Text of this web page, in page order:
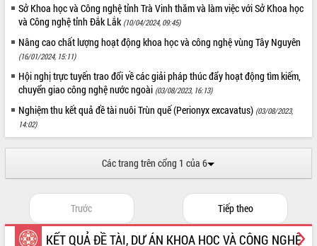
sầu riêng tại Đắk Lắk
Trình diễn nghệ thuật chế biến các
món ăn từ sầu riêng
Đắk Lắk công bố Quy hoạch và xúc
tiến đầu tư tỉnh
Ngành cá ngừ Đắk Lắk chủ động thích
ứng để giữ vững thị trường xuất khẩu
Diễn đàn Kinh tế tư nhân Việt Nam đột
phá cơ chế - Hợp tác công tư
Đề án 06 tạo bước ngoặt đột phá trong
cải cách hành chính tỉnh Đắk Lắk
để phát triển du lịch Đắk Lắk
Khởi động Dự án Đầu tư xây dựng hạ
tầng kỹ thuật Cụm công nghiệp Tân
Sở Khoa học và Công nghệ tỉnh Trà Vinh thăm và làm việc với Sở Khoa học
và Công nghệ tỉnh Đắk Lắk (10/04/2024, 09:45)
Nâng cao chất lượng hoạt động khoa học và công nghệ vùng Tây Nguyên
(16/01/2024, 15:11)
Hội nghị trực tuyến trao đổi về các giải pháp thúc đẩy hoạt động tìm kiếm,
chuyển giao công nghệ nước ngoài (03/08/2023, 16:13)
Nghiệm thu kết quả đề tài nuôi Trùn quế (Perionyx excavatus) (03/08/2023,
14:02)
Các trang trên cổng 1 của 6
Trước Tiếp theo
KẾT QUẢ ĐỀ TÀI, DỰ ÁN KHOA HỌC VÀ CÔNG NGHỆ